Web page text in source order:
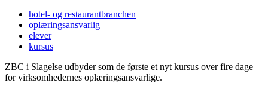
hotel- og restaurantbranchen
oplæringsansvarlig
elever
kursus
ZBC i Slagelse udbyder som de første et nyt kursus over fire dage
for virksomhedernes oplæringsansvarlige.